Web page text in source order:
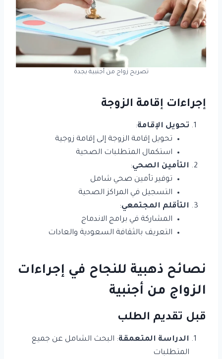
تصريح زواج من أجنبية بجدة
إجراءات إقامة الزوجة
تحويل الإقامة:
تحويل إقامة الزوجة إلى إقامة زوجية
استكمال المتطلبات الصحية
التأمين الصحي:
توفير تأمين صحي شامل
التسجيل في المراكز الصحية
التأقلم المجتمعي:
المشاركة في برامج الاندماج
التعريف بالثقافة السعودية والعادات
نصائح ذهبية للنجاح في إجراءات
الزواج من أجنبية
قبل تقديم الطلب
الدراسة المتعمقة: البحث الشامل عن جميع
المتطلبات